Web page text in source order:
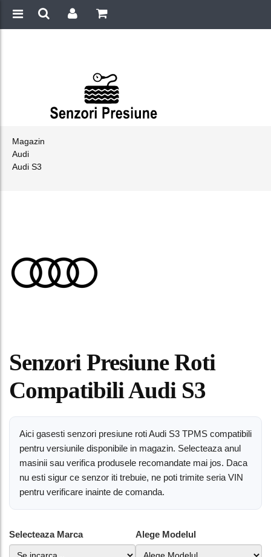
Magazin
Audi
Audi S3
Senzori Presiune Roti
Compatibili Audi S3
Aici gasesti senzori presiune roti Audi S3 TPMS compatibili
pentru versiunile disponibile in magazin. Selecteaza anul
masinii sau verifica produsele recomandate mai jos. Daca
nu esti sigur ce senzor iti trebuie, ne poti trimite seria VIN
pentru verificare inainte de comanda.
Selecteaza Marca Alege Modelul